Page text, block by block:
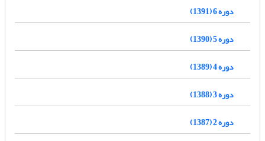
دوره 6 (1391)
دوره 5 (1390)
دوره 4 (1389)
دوره 3 (1388)
دوره 2 (1387)